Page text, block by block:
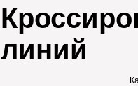
линий